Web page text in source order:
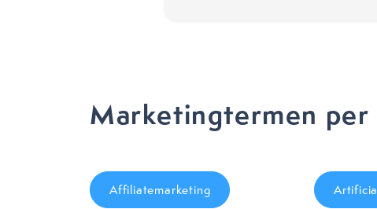
Marketingtermen
Affiliatemarketing